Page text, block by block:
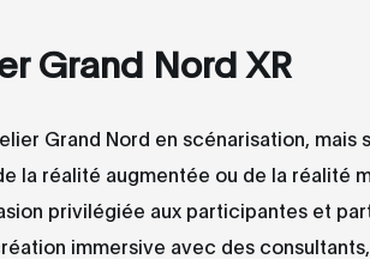
Grand Nord XR
Grand Nord en scénarisation, mais
la réalité augmentée ou de la réalité
privilégiée aux participantes et
immersive avec des